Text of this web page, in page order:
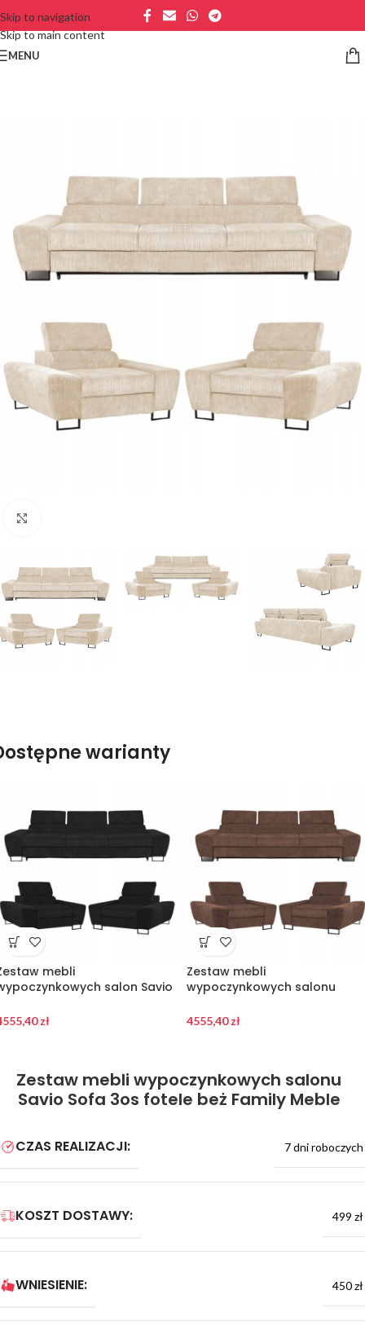
Skip to navigation
Skip to main content
MENU
warianty
mebli
salon Savio
zł
Zestaw mebli
wypoczynkowych salonu
Family Meble
4555,40zł
Zestaw mebli wypoczynkowych salonu
Savio Sofa 3os fotele beż Family Meble
CZAS REALIZACJI: 7 dni roboczych
KOSZT DOSTAWY: 499 zł
WNIESIENIE: 450 zł